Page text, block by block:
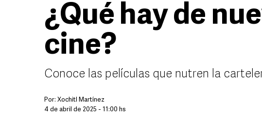
¿Qué hay de
cine?
Conoce las películas que nutren la
Por: Xochitl Martínez
4 de abril de 2025 - 11:00 hs